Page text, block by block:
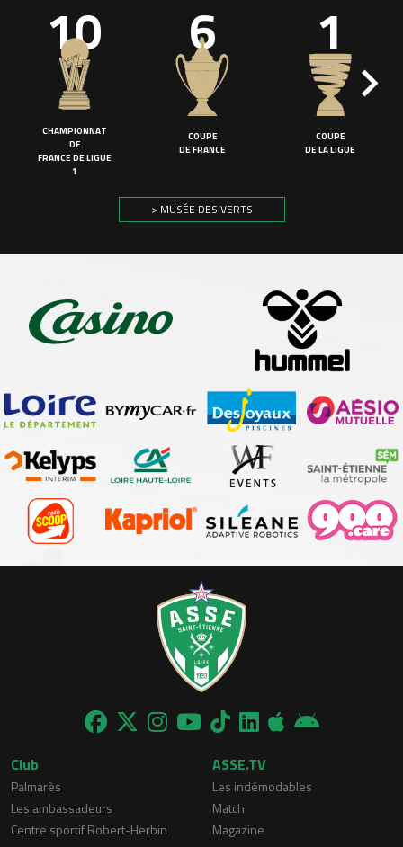
10
CHAMPIONNAT
DE
FRANCE DE LIGUE
1
6
COUPE
DE FRANCE
1
COUPE
DE LA LIGUE
> MUSÉE DES VERTS
Club
Palmarès
Les ambassadeurs
Centre sportif Robert-Herbin
ASSE.TV
Les indémodables
Match
Magazine